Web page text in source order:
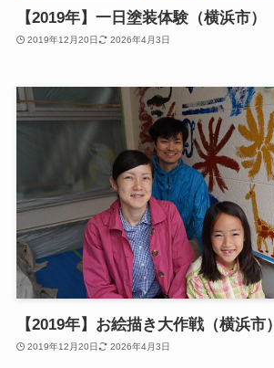
【2019年】一日塗装体験（横浜市）
2019年12月20日 2026年4月3日
【2019年】お絵描き大作戦（横浜市）
2019年12月20日 2026年4月3日